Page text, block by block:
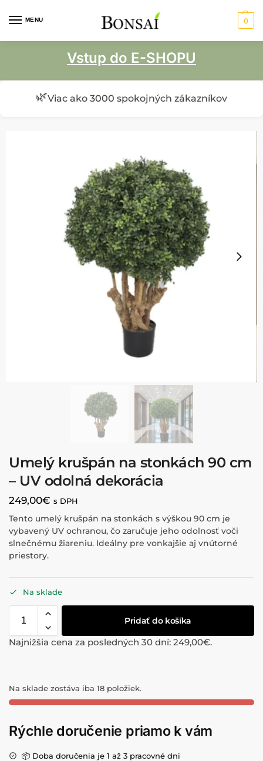
MENU 0
Vstup do E-SHOPU
🌿Viac ako 3000 spokojných zákazníkov
Umelý krušpán na stonkách 90 cm
– UV odolná dekorácia
249,00€ s DPH
Tento umelý krušpán na stonkách s výškou 90 cm je
vybavený UV ochranou, čo zaručuje jeho odolnosť voči
slnečnému žiareniu. Ideálny pre vonkajšie aj vnútorné
priestory.
Na sklade
Pridať do košíka
Najnižšia cena za posledných 30 dní: 249,00€.
Na sklade zostáva iba 18 položiek.
Rýchle doručenie priamo k vám
📦 Doba doručenia je 1 až 3 pracovné dni